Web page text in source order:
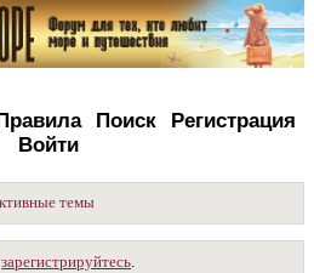
Поиск
Регистрация
Войти
темы
зарегистрируйтесь